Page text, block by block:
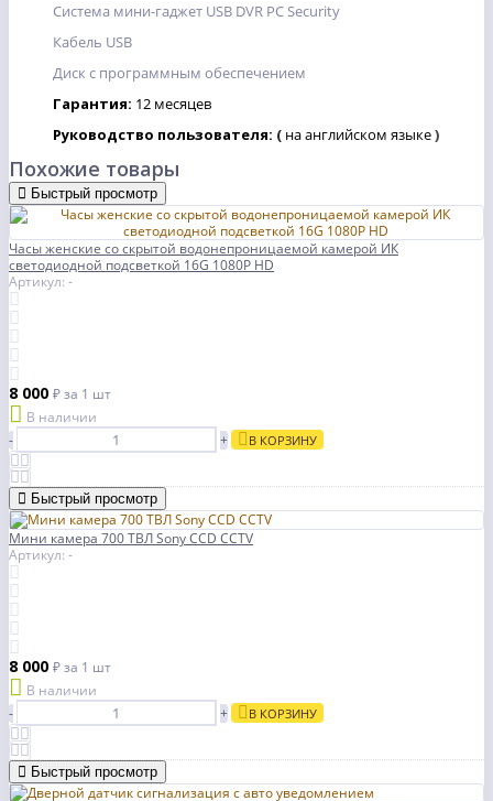
Система мини-гаджет USB DVR PC Security
Кабель USB
Диск с программным обеспечением
Гарантия: 12 месяцев
Руководство пользователя: ( на английском языке)
Похожие товары
Быстрый просмотр
Часы женские со скрытой водонепроницаемой камерой ИК
светодиодной подсветкой 16G 1080P HD
Артикул: -
8 000 ₽за 1 шт
В наличии
-
+ В КОРЗИНУ
Быстрый просмотр
Мини камера 700 ТВЛ Sony CCD CCTV
Артикул: -
8 000 ₽за 1 шт
В наличии
-
+ В КОРЗИНУ
Быстрый просмотр